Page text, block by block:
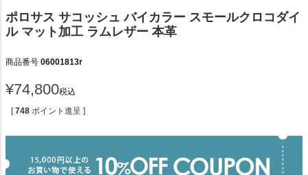
ポロサス サコッシュ バイカラー スモールクロコダイ
ル マット加工 ラムレザー 本革
商品番号 06001813r
¥74,800税込
[ 748 ポイント進呈 ]